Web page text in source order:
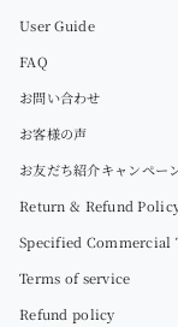
User Guide
FAQ
お問い合わせ
お客様の声
お友だち紹介キャンペー
Return & Refund
Specified Commercial
Terms of service
Refund policy